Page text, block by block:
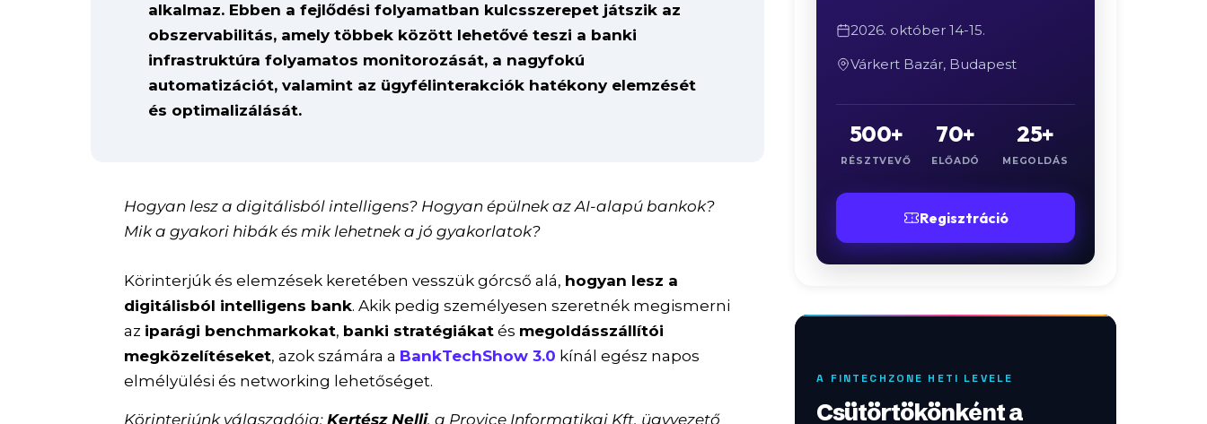
alkalmaz. Ebben a fejlődési folyamatban kulcsszerepet játszik az
obszervabilitás, amely többek között lehetővé teszi a banki
infrastruktúra folyamatos monitorozását, a nagyfokú
automatizációt, valamint az ügyfélinterakciók hatékony elemzését
és optimalizálását.
Hogyan lesz a digitálisból intelligens? Hogyan épülnek az AI-alapú bankok?
Mik a gyakori hibák és mik lehetnek a jó gyakorlatok?
Körinterjúk és elemzések keretében vesszük górcső alá, hogyan lesz a
digitálisból intelligens bank. Akik pedig személyesen szeretnék megismerni
az iparági benchmarkokat, banki stratégiákat és megoldásszállítói
megközelítéseket, azok számára a BankTechShow 3.0 kínál egész napos
elmélyülési és networking lehetőséget.
Körinterjúnk válaszadója:Kertész Nelli, a Provice Informatikai Kft. ügyvezető
2026. október 14-15.
Várkert Bazár, Budapest
500+
RÉSZTVEVŐ
70+
ELŐADÓ
25+
MEGOLDÁS
Regisztráció
A FINTECHZONE HETI LEVELE
Csütörtökönként a